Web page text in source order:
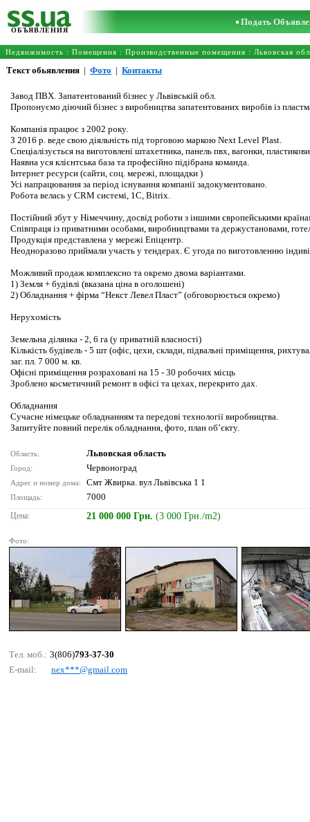
ОБЪЯВЛЕНИЯ
Подать
Недвижимость : Помещения : Производственные помещения : Львовская
Текст обьявления | Фото | Контакты
Завод ПВХ. Запатентований бізнес у Львівській обл.
Пропонуємо діючий бізнес з виробництва запатентованих виробів із
Компанія працює з 2002 року.
З 2016 р. веде свою діяльність під торговою маркою Next Level Plast.
Спеціалізується на виготовлені штахетника, панель пвх, вагонки,
Наявна уся клієнтська база та професійно підібрана команда.
Інтернет ресурси (сайти, соц. мережі, площадки )
Усі напрацювання за період існування компанії задокументовано.
Робота велась у СRM системі, 1C, Bitrix.
Постійний збут у Німеччину, досвід роботи з іншими європейськими
Співпраця із приватними особами, виробництвами та держустановами,
Продукція представлена у мережі Епіцентр.
Неодноразово приймали участь у тендерах. Є угода по виготовленню
Можливий продаж комплексно та окремо двома варіантами.
1) Земля + будівлі (вказана ціна в оголошені)
2) Обладнання + фірма “Некст Левел Пласт” (обговорюється окремо)
Нерухомість
Земельна ділянка - 2, 6 га (у приватній власності)
Кількість будівель - 5 шт (офіс, цехи, склади, підвальні приміщення,
заг. пл. 7 000 м. кв.
Офісні приміщення розраховані на 15 - 30 робочих місць
Зроблено косметичний ремонт в офісі та цехах, перекрито дах.
Обладнання
Cучасне німецьке обладнанням та передові технології виробництва.
Запитуйте повний перелік обладнання, фото, план об’єкту.
Область: Львовская область
Город: Червоноград
Адрес и номер дома: Смт Жвирка. вул Львівська 1 1
Площадь: 7000
Цена: 21 000 000 Грн. (3 000 Грн./m2)
Фото:
Тел. моб.: 3(806)793-37-30
E-mail:
nех***@gmаil.соm